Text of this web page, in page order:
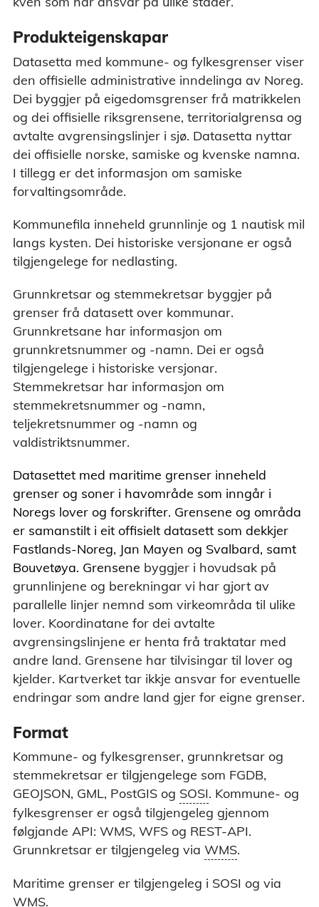
Produkteigenskapar
Datasetta med kommune- og fylkesgrenser viser
den offisielle administrative inndelinga av Noreg.
Dei byggjer på eigedomsgrenser frå matrikkelen
og dei offisielle riksgrensene, territorialgrensa og
avtalte avgrensingslinjer i sjø. Datasetta nyttar
dei offisielle norske, samiske og kvenske namna.
I tillegg er det informasjon om samiske
forvaltingsområde.
Kommunefila inneheld grunnlinje og 1 nautisk mil
langs kysten. Dei historiske versjonane er også
tilgjengelege for nedlasting.
Grunnkretsar og stemmekretsar byggjer på
grenser frå datasett over kommunar.
Grunnkretsane har informasjon om
grunnkretsnummer og -namn. Dei er også
tilgjengelege i historiske versjonar.
Stemmekretsar har informasjon om
stemmekretsnummer og -namn,
teljekretsnummer og -namn og
valdistriktsnummer.
Datasettet med maritime grenser inneheld
grenser og soner i havområde som inngår i
Noregs lover og forskrifter. Grensene og områda
er samanstilt i eit offisielt datasett som dekkjer
Fastlands-Noreg, Jan Mayen og Svalbard, samt
Bouvetøya. Grensene byggjer i hovudsak på
grunnlinjene og berekningar vi har gjort av
parallelle linjer nemnd som virkeområda til ulike
lover. Koordinatane for dei avtalte
avgrensingslinjene er henta frå traktatar med
andre land. Grensene har tilvisingar til lover og
kjelder. Kartverket tar ikkje ansvar for eventuelle
endringar som andre land gjer for eigne grenser.
Format
Kommune- og fylkesgrenser, grunnkretsar og
stemmekretsar er tilgjengelege som FGDB,
GEOJSON, GML, PostGIS og SOSI
SOSI - Samordnet Opplegg for Stedfestet Informasjon.
nasjonale standarden for digitale geografiske data. SOSI
også det offisielle norske standardformatet for utveksling
geografisk informasjon i Norge.
. Kommune- og
fylkesgrenser er også tilgjengeleg gjennom
følgjande API: WMS, WFS og REST-API.
Grunnkretsar er tilgjengeleg via WMS
WMS - Web Map Service – eit API som viser
kartutsnitt i form av rasterfiler (PNG eller
ei rekkje datasett med grunnkart og
.
Maritime grenser er tilgjengeleg i SOSI og via
WMS.